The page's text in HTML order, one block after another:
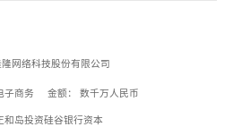
隆网络科技股份有限公司
子商务 金额： 数千万人民币
和岛投资硅谷银行资本